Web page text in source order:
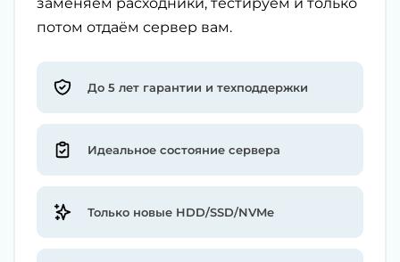
потом отдаём сервер вам.
До 5 лет гарантии и техподдержки
Идеальное состояние сервера
Только новые HDD/SSD/NVMe